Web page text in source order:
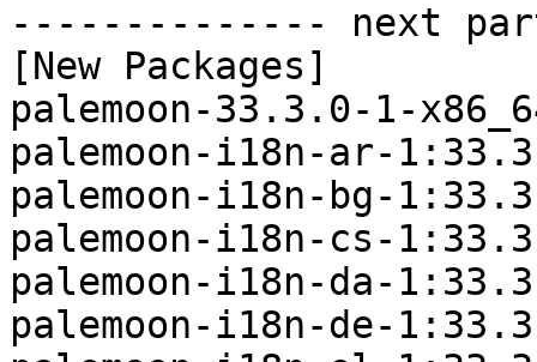
-------------- next
[New Packages]
palemoon-33.3.0-1-
palemoon-i18n-ar-
palemoon-i18n-bg-
palemoon-i18n-cs-
palemoon-i18n-da-
palemoon-i18n-de-